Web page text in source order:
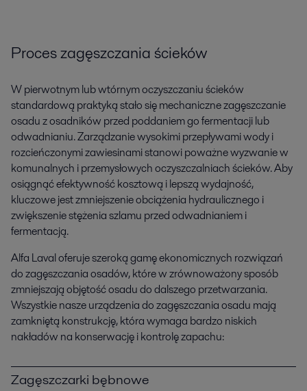
Proces zagęszczania ścieków
W pierwotnym lub wtórnym oczyszczaniu ścieków
standardową praktyką stało się mechaniczne zagęszczanie
osadu z osadników przed poddaniem go fermentacji lub
odwadnianiu. Zarządzanie wysokimi przepływami wody i
rozcieńczonymi zawiesinami stanowi poważne wyzwanie w
komunalnych i przemysłowych oczyszczalniach ścieków. Aby
osiągnąć efektywność kosztową i lepszą wydajność,
kluczowe jest zmniejszenie obciążenia hydraulicznego i
zwiększenie stężenia szlamu przed odwadnianiem i
fermentacją.
Alfa Laval oferuje szeroką gamę ekonomicznych rozwiązań
do zagęszczania osadów, które w zrównoważony sposób
zmniejszają objętość osadu do dalszego przetwarzania.
Wszystkie nasze urządzenia do zagęszczania osadu mają
zamkniętą konstrukcję, która wymaga bardzo niskich
nakładów na konserwację i kontrolę zapachu:
Zagęszczarki bębnowe